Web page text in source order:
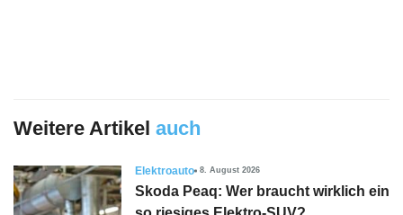
Weitere Artikel auch
Elektroauto 8. August 2026
Skoda Peaq: Wer braucht wirklich ein